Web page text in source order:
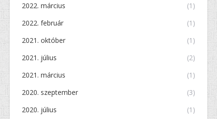
2022. március
(1)
2022. február
(1)
2021. október
(1)
2021. július
(2)
2021. március
(1)
2020. szeptember
(3)
2020. július
(1)